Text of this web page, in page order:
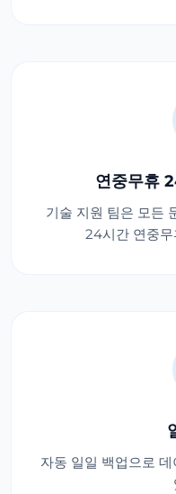
연중무휴
기술 지원 팀은 모든
24시간 연중
자동 일일 백업으로